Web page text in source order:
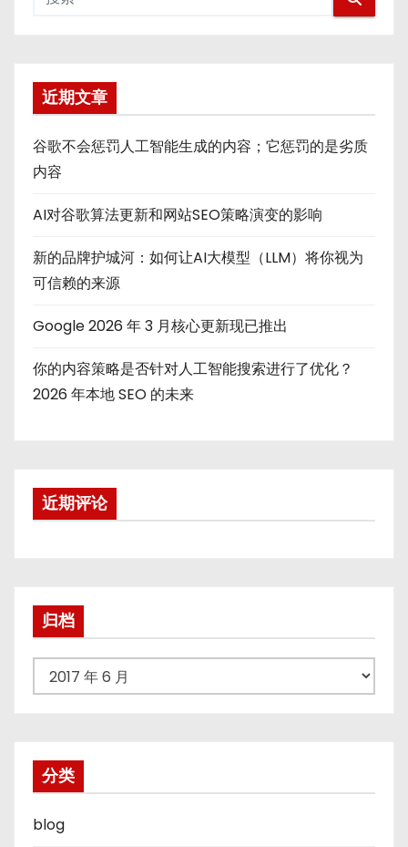
近期文章
谷歌不会惩罚人工智能生成的内容；它惩罚的是劣质
内容
AI对谷歌算法更新和网站SEO策略演变的影响
新的品牌护城河：如何让AI大模型（LLM）将你视为
可信赖的来源
Google 2026 年 3 月核心更新现已推出
你的内容策略是否针对人工智能搜索进行了优化？
2026 年本地 SEO 的未来
近期评论
归档
档
分类
blog